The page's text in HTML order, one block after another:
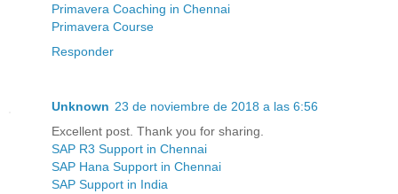
Primavera Coaching in Chennai
Primavera Course
Responder
Unknown 23 de noviembre de 2018 a las 6:56
Excellent post. Thank you for sharing.
SAP R3 Support in Chennai
SAP Hana Support in Chennai
SAP Support in India